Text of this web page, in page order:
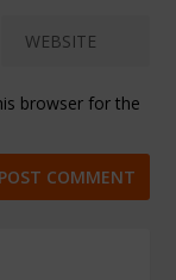
browser for the